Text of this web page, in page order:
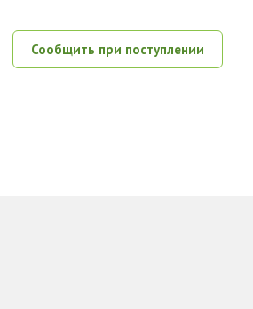
Сообщить при поступлении